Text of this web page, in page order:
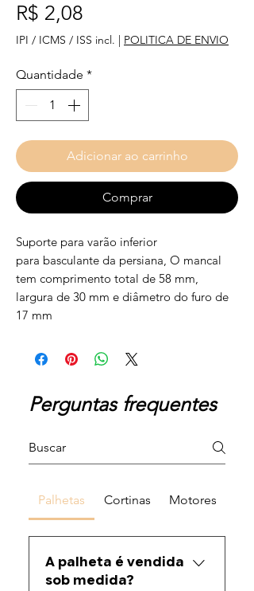
R$ 2,08
IPI / ICMS / ISS incl. POLITICA DE ENVIO
Quantidade *
Adicionar ao carrinho
Comprar
Suporte para varão inferior
para basculante da persiana, O mancal
tem comprimento total de 58 mm,
largura de 30 mm e diâmetro do furo de
17 mm
Perguntas frequentes
Palhetas Cortinas Motores
A palheta é vendida
sob medida?